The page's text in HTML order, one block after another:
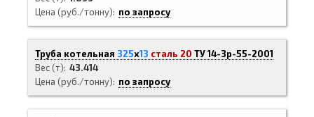
Цена (руб./тонну)
по запросу
Труба котельная 325х13 сталь 20 ТУ 14-3р-55-2001
Вес (т) 43.414
Цена (руб./тонну)
по запросу